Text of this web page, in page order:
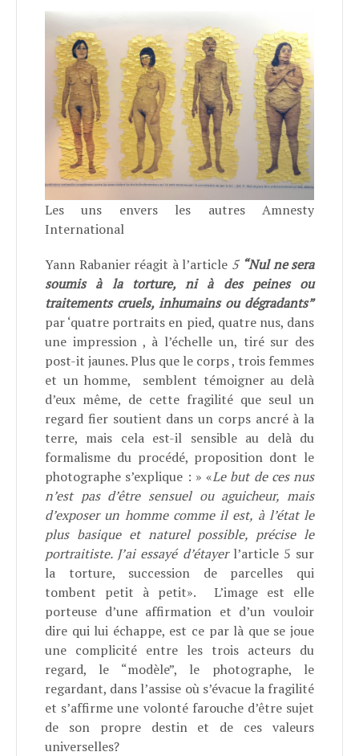
Les uns envers les autres Amnesty
International
Yann Rabanier réagit à l’article 5 “Nul ne sera
soumis à la torture, ni à des peines ou
traitements cruels, inhumains ou dégradants”
par ‘quatre portraits en pied, quatre nus, dans
une impression , à l’échelle un, tiré sur des
post-it jaunes. Plus que le corps , trois femmes
et un homme, semblent témoigner au delà
d’eux même, de cette fragilité que seul un
regard fier soutient dans un corps ancré à la
terre, mais cela est-il sensible au delà du
formalisme du procédé, proposition dont le
photographe s’explique : » «Le but de ces nus
n’est pas d’être sensuel ou aguicheur, mais
d’exposer un homme comme il est, à l’état le
plus basique et naturel possible, précise le
portraitiste. J’ai essayé d’étayer l’article 5 sur
la torture, succession de parcelles qui
tombent petit à petit». L’image est elle
porteuse d’une affirmation et d’un vouloir
dire qui lui échappe, est ce par là que se joue
une complicité entre les trois acteurs du
regard, le “modèle”, le photographe, le
regardant, dans l’assise où s’évacue la fragilité
et s’affirme une volonté farouche d’être sujet
de son propre destin et de ces valeurs
universelles?